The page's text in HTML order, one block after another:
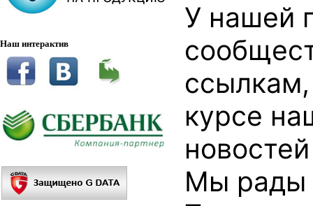
Наш интерактив
У нашей
курсе
Мы рады